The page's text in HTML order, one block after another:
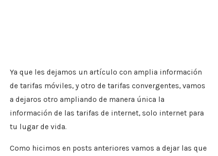
Ya que les dejamos un artículo con amplia información
de tarifas móviles, y otro de tarifas convergentes, vamos
a dejaros otro ampliando de manera única la
información de las tarifas de internet, solo internet para
tu lugar de vida.
Como hicimos en posts anteriores vamos a dejar las que